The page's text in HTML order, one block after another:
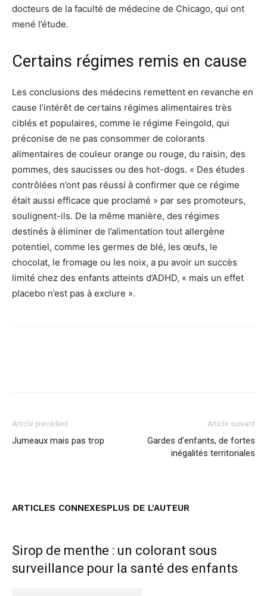
docteurs de la faculté de médecine de Chicago, qui ont
mené l’étude.
Certains régimes remis en cause
Les conclusions des médecins remettent en revanche en
cause l’intérêt de certains régimes alimentaires très
ciblés et populaires, comme le régime Feingold, qui
préconise de ne pas consommer de colorants
alimentaires de couleur orange ou rouge, du raisin, des
pommes, des saucisses ou des hot-dogs. « Des études
contrôlées n’ont pas réussi à confirmer que ce régime
était aussi efficace que proclamé » par ses promoteurs,
soulignent-ils. De la même manière, des régimes
destinés à éliminer de l’alimentation tout allergène
potentiel, comme les germes de blé, les œufs, le
chocolat, le fromage ou les noix, a pu avoir un succès
limité chez des enfants atteints d’ADHD, « mais un effet
placebo n’est pas à exclure ».
Article précédent
Jumeaux mais pas trop
Article suivant
Gardes d’enfants, de fortes
inégalités territoriales
ARTICLES CONNEXESPLUS DE L'AUTEUR
Sirop de menthe : un colorant sous
surveillance pour la santé des enfants